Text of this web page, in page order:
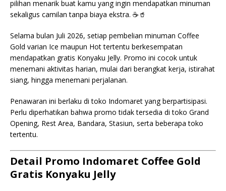
pilihan menarik buat kamu yang ingin mendapatkan minuman
sekaligus camilan tanpa biaya ekstra. ☕🥤
Selama bulan Juli 2026, setiap pembelian minuman Coffee
Gold varian Ice maupun Hot tertentu berkesempatan
mendapatkan gratis Konyaku Jelly. Promo ini cocok untuk
menemani aktivitas harian, mulai dari berangkat kerja, istirahat
siang, hingga menemani perjalanan.
Penawaran ini berlaku di toko Indomaret yang berpartisipasi.
Perlu diperhatikan bahwa promo tidak tersedia di toko Grand
Opening, Rest Area, Bandara, Stasiun, serta beberapa toko
tertentu.
Detail Promo Indomaret Coffee Gold
Gratis Konyaku Jelly